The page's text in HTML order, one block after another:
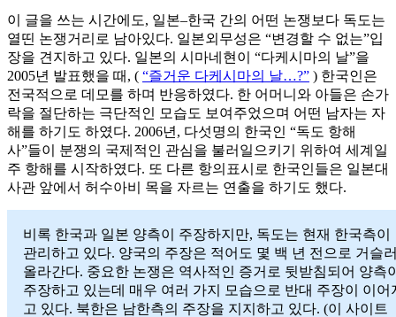
이 글을 쓰는 시간에도, 일본–한국 간의 어떤 논쟁보다 독도는
열띤 논쟁거리로 남아있다. 일본외무성은 “변경할 수 없는”입
장을 견지하고 있다. 일본의 시마네현이 “다케시마의 날”을
2005년 발표했을 때, ( “즐거운 다케시마의 날…?” ) 한국인은
전국적으로 데모를 하며 반응하였다. 한 어머니와 아들은 손가
락을 절단하는 극단적인 모습도 보여주었으며 어떤 남자는 자
해를 하기도 하였다. 2006년, 다섯명의 한국인 “독도 항해
사”들이 분쟁의 국제적인 관심을 불러일으키기 위하여 세계일
주 항해를 시작하였다. 또 다른 항의표시로 한국인들은 일본대
사관 앞에서 허수아비 목을 자르는 연출을 하기도 했다.
비록 한국과 일본 양측이 주장하지만, 독도는 현재 한국측이
관리하고 있다. 양국의 주장은 적어도 몇 백 년 전으로 거슬
올라간다. 중요한 논쟁은 역사적인 증거로 뒷받침되어 양측
주장하고 있는데 매우 여러 가지 모습으로 반대 주장이 이어
고 있다. 북한은 남한측의 주장을 지지하고 있다. (이 사이트